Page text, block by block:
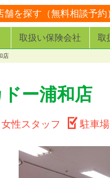
舗を探す（無料相談予約
取扱い保険会社 取
店
ー浦和店
女性スタッフ 駐車場